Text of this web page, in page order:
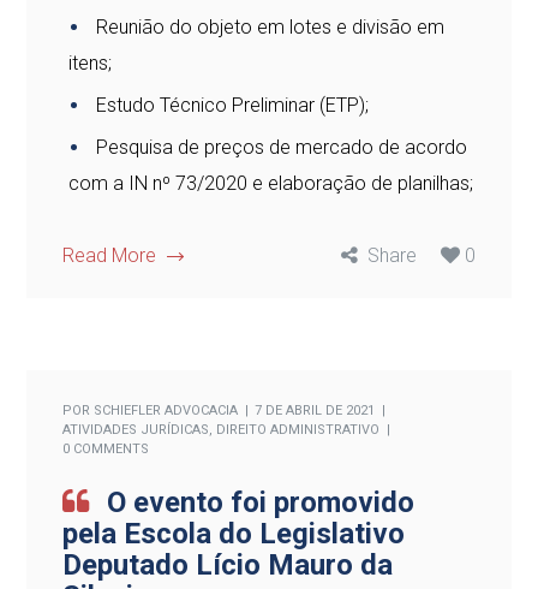
Reunião do objeto em lotes e divisão em
itens;
Estudo Técnico Preliminar (ETP);
Pesquisa de preços de mercado de acordo
com a IN nº 73/2020 e elaboração de planilhas;
Read More Share 0
POR SCHIEFLER ADVOCACIA
7 DE ABRIL DE 2021
ATIVIDADES JURÍDICAS, DIREITO ADMINISTRATIVO
0 COMMENTS
O evento foi promovido
pela Escola do Legislativo
Deputado Lício Mauro da